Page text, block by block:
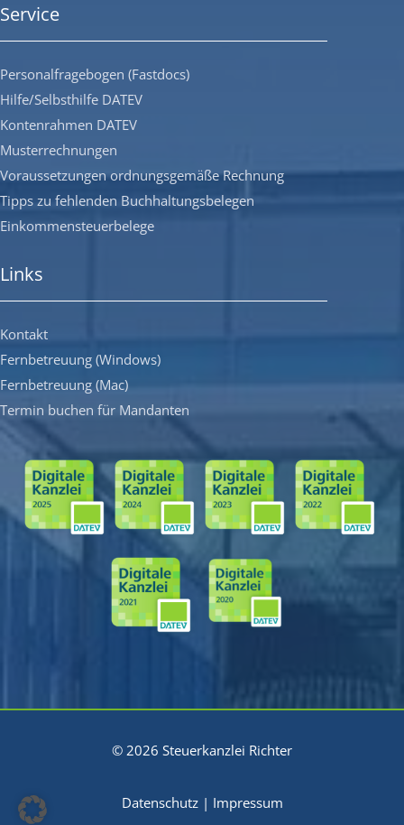
Service
Personalfragebogen (Fastdocs)
Hilfe/Selbsthilfe DATEV
Kontenrahmen DATEV
Musterrechnungen
Voraussetzungen ordnungsgemäße Rechnung
Tipps zu fehlenden Buchhaltungsbelegen
Einkommensteuerbelege
Links
Kontakt
Fernbetreuung (Windows)
Fernbetreuung (Mac)
Termin buchen für Mandanten
© 2026 Steuerkanzlei Richter
Datenschutz| Impressum